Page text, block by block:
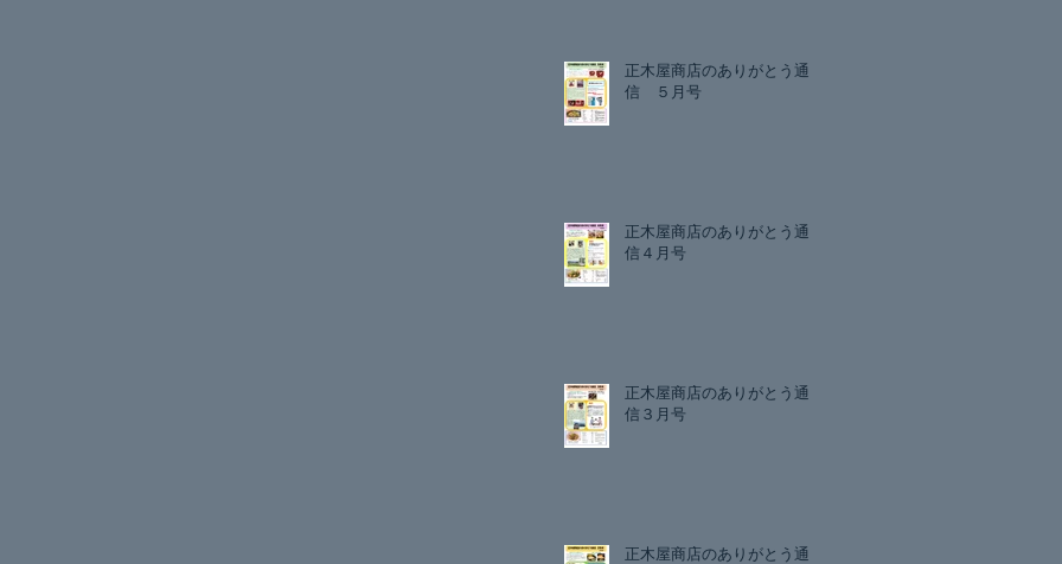
正木屋商店のありがとう通
信 ５月号
正木屋商店のありがとう通
信４月号
正木屋商店のありがとう通
信３月号
正木屋商店のありがとう通